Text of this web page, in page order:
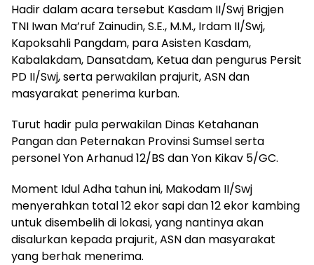
Hadir dalam acara tersebut Kasdam II/Swj Brigjen
TNI Iwan Ma’ruf Zainudin, S.E., M.M., Irdam II/Swj,
Kapoksahli Pangdam, para Asisten Kasdam,
Kabalakdam, Dansatdam, Ketua dan pengurus Persit
PD II/Swj, serta perwakilan prajurit, ASN dan
masyarakat penerima kurban.
Turut hadir pula perwakilan Dinas Ketahanan
Pangan dan Peternakan Provinsi Sumsel serta
personel Yon Arhanud 12/BS dan Yon Kikav 5/GC.
Moment Idul Adha tahun ini, Makodam II/Swj
menyerahkan total 12 ekor sapi dan 12 ekor kambing
untuk disembelih di lokasi, yang nantinya akan
disalurkan kepada prajurit, ASN dan masyarakat
yang berhak menerima.